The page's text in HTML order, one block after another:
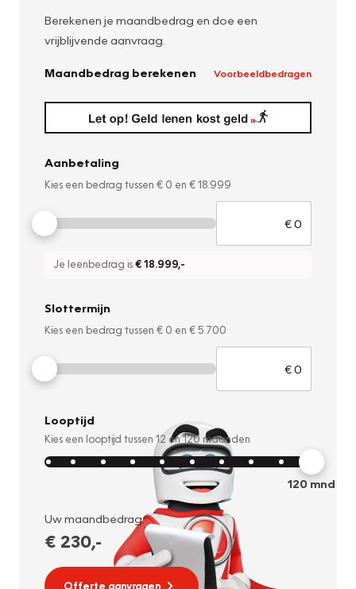
Berekenen je maandbedrag en doe een
vrijblijvende aanvraag.
Maandbedrag berekenen Voorbeeldbedragen
Aanbetaling
Kies een bedrag tussen € 0 en € 18.999
Je leenbedrag is€ 18.999,-
Slottermijn
Kies een bedrag tussen € 0 en € 5.700
Looptijd
Kies een looptijd tussen 12 en120 maanden
120mnd
Uw maandbedrag:
€ 230,-
Offerte aanvragen